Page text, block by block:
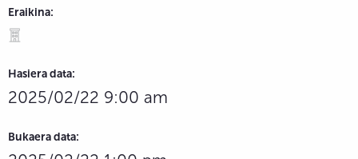
Eraikina:
Hasiera data:
2025/02/22 9:00 am
Bukaera data: